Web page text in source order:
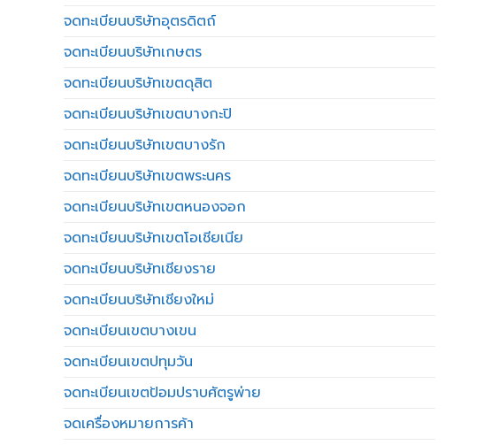
จดทะเบียนบริษัทอุตรดิตถ์
จดทะเบียนบริษัทเกษตร
จดทะเบียนบริษัทเขตดุสิต
จดทะเบียนบริษัทเขตบางกะปิ
จดทะเบียนบริษัทเขตบางรัก
จดทะเบียนบริษัทเขตพระนคร
จดทะเบียนบริษัทเขตหนองจอก
จดทะเบียนบริษัทเขตโอเชียเนีย
จดทะเบียนบริษัทเชียงราย
จดทะเบียนบริษัทเชียงใหม่
จดทะเบียนเขตบางเขน
จดทะเบียนเขตปทุมวัน
จดทะเบียนเขตป้อมปราบศัตรูพ่าย
จดเครื่องหมายการค้า